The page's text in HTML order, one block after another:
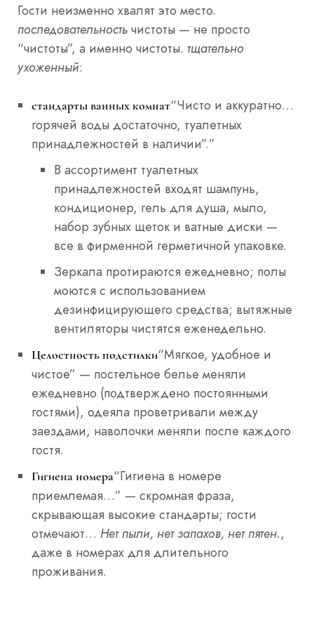
Гости неизменно хвалят это место.
последовательность чистоты — не просто
“чистоты”, а именно чистоты. тщательно
ухоженный:
стандарты ванных комнат“Чисто и аккуратно…
горячей воды достаточно, туалетных
принадлежностей в наличии”.”
В ассортимент туалетных
принадлежностей входят шампунь,
кондиционер, гель для душа, мыло,
набор зубных щеток и ватные диски —
все в фирменной герметичной упаковке.
Зеркала протираются ежедневно; полы
моются с использованием
дезинфицирующего средства; вытяжные
вентиляторы чистятся еженедельно.
Целостность подстилки“Мягкое, удобное и
чистое” — постельное белье меняли
ежедневно (подтверждено постоянными
гостями), одеяла проветривали между
заездами, наволочки меняли после каждого
гостя.
Гигиена номера“Гигиена в номере
приемлемая…” — скромная фраза,
скрывающая высокие стандарты; гости
отмечают… Нет пыли, нет запахов, нет пятен.,
даже в номерах для длительного
проживания.